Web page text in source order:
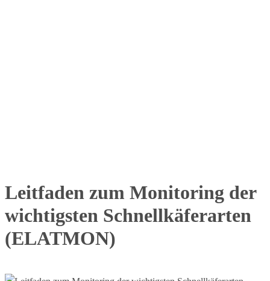
Leitfaden zum Monitoring der
wichtigsten Schnellkäferarten
(ELATMON)